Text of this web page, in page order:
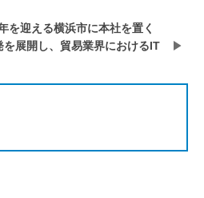
を迎える横浜市に本社を置く
展開し、貿易業界におけるIT